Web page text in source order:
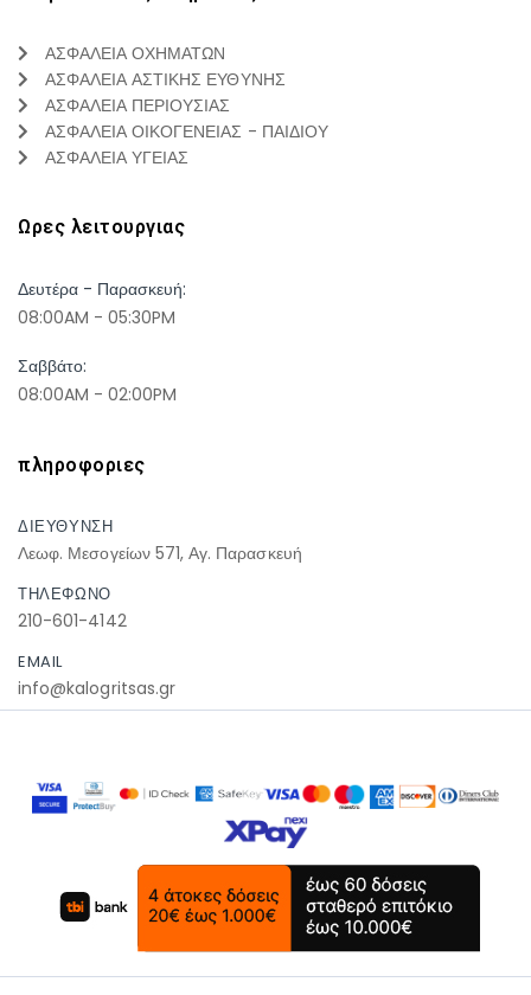
ΑΣΦΑΛΕΙΑ ΟΧΗΜΑΤΩΝ
ΑΣΦΑΛΕΙΑ ΑΣΤΙΚΗΣ ΕΥΘΥΝΗΣ
ΑΣΦΑΛΕΙΑ ΠΕΡΙΟΥΣΙΑΣ
ΑΣΦΑΛΕΙΑ ΟΙΚΟΓΕΝΕΙΑΣ - ΠΑΙΔΙΟΥ
ΑΣΦΑΛΕΙΑ ΥΓΕΙΑΣ
Ωρες λειτουργιας
Δευτέρα - Παρασκευή:
08:00AM - 05:30PM
Σαββάτο:
08:00AM - 02:00PM
πληροφοριες
ΔΙΕΥΘΥΝΣΗ
Λεωφ. Μεσογείων 571, Αγ. Παρασκευή
ΤΗΛΕΦΩΝΟ
210-601-4142
EMAIL
info@kalogritsas.gr